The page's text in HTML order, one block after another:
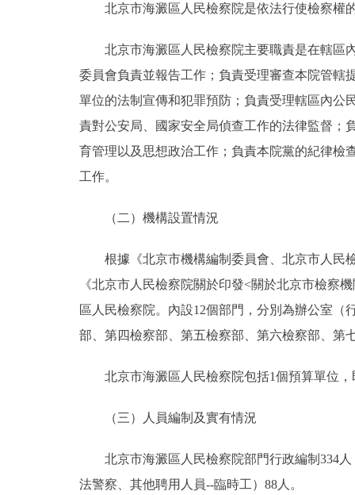
北京市海澱區人民檢察院是依法行使檢察權
北京市海澱區人民檢察院主要職責是在轄區內
委員會負責並報告工作；負責受理審查本院管轄
單位的法制宣傳和犯罪預防；負責受理轄區內公
責對公安局、國家安全局偵查工作的法律監督；
育管理以及思想政治工作；負責本院黨的紀律檢
工作。
（二）機構設置情況
根據《北京市機構編制委員會、北京市人民檢
《北京市人民檢察院關於印發<關於北京市檢察
區人民檢察院。內設12個部門，分別為辦公室
部、第四檢察部、第五檢察部、第六檢察部、第
北京市海澱區人民檢察院包括1個預算單位，
（三）人員編制及實有情況
北京市海澱區人民檢察院部門行政編制334人
法警察、其他聘用人員--臨時工）88人。